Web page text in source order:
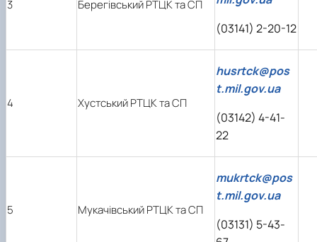
3 Берегівський РТЦК та СП
(03141) 2-20-12
4 Хустський РТЦК та СП
husrtck@pos
t.mil.gov.ua
(03142) 4-41-
22
5 Мукачівський РТЦК та СП
mukrtck@pos
t.mil.gov.ua
(03131) 5-43-